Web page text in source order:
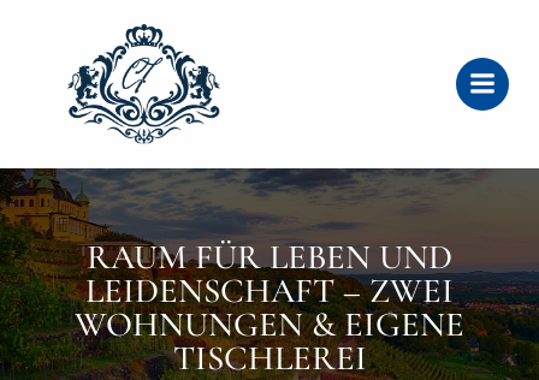
RAUM FÜR LEBEN UND
LEIDENSCHAFT – ZWEI
WOHNUNGEN & EIGENE
TISCHLEREI